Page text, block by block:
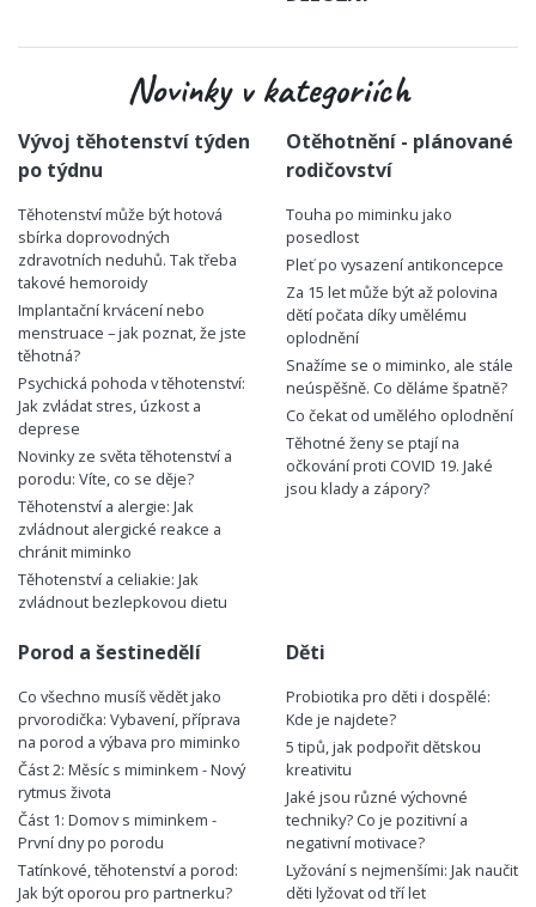
Novinky v kategoriích
Vývoj těhotenství týden
po týdnu
Těhotenství může být hotová
sbírka doprovodných
zdravotních neduhů. Tak třeba
takové hemoroidy
Implantační krvácení nebo
menstruace – jak poznat, že jste
těhotná?
Psychická pohoda v těhotenství:
Jak zvládat stres, úzkost a
deprese
Novinky ze světa těhotenství a
porodu: Víte, co se děje?
Těhotenství a alergie: Jak
zvládnout alergické reakce a
chránit miminko
Těhotenství a celiakie: Jak
zvládnout bezlepkovou dietu
Otěhotnění - plánované
rodičovství
Touha po miminku jako
posedlost
Pleť po vysazení antikoncepce
Za 15 let může být až polovina
dětí počata díky umělému
oplodnění
Snažíme se o miminko, ale stále
neúspěšně. Co děláme špatně?
Co čekat od umělého oplodnění
Těhotné ženy se ptají na
očkování proti COVID 19. Jaké
jsou klady a zápory?
Porod a šestinedělí
Co všechno musíš vědět jako
prvorodička: Vybavení, příprava
na porod a výbava pro miminko
Část 2: Měsíc s miminkem - Nový
rytmus života
Část 1: Domov s miminkem -
První dny po porodu
Tatínkové, těhotenství a porod:
Jak být oporou pro partnerku?
Děti
Probiotika pro děti i dospělé:
Kde je najdete?
5 tipů, jak podpořit dětskou
kreativitu
Jaké jsou různé výchovné
techniky? Co je pozitivní a
negativní motivace?
Lyžování s nejmenšími: Jak naučit
děti lyžovat od tří let